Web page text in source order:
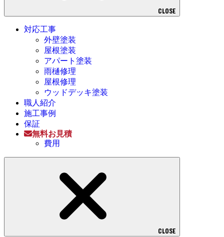
CLOSE
対応工事
外壁塗装
屋根塗装
アパート塗装
雨樋修理
屋根修理
ウッドデッキ塗装
職人紹介
施工事例
保証
無料お見積
費用
CLOSE